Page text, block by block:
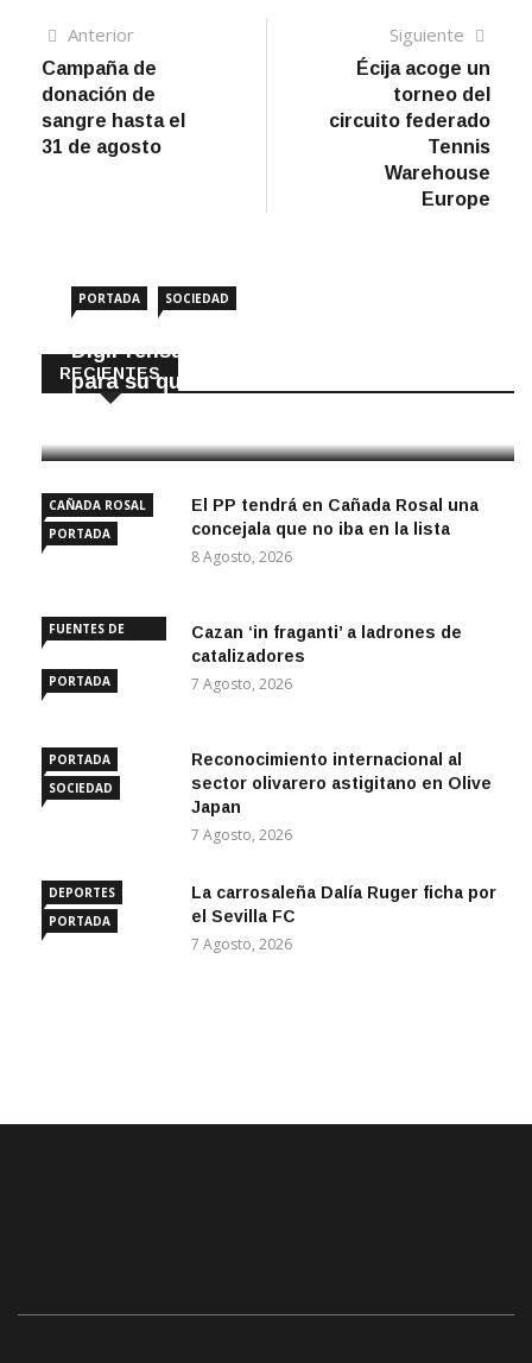
Navegación
de
entradas
AnteriorArtículo
anterior
Campaña de
donación de
sangre hasta el
31 de agosto
Siguiente
Écija acoge un
torneo del
circuito federado
Tennis
Warehouse
Europe
RECIENTES
PORTADA SOCIEDAD
DigiPrensa selecciona a Écija al Día
para su quiosco mundial
CAÑADA ROSAL
PORTADA
El PP tendrá en Cañada Rosal una
concejala que no iba en la lista
8 Agosto, 2026
FUENTES DE
PORTADA
Cazan ‘in fraganti’ a ladrones de
catalizadores
7 Agosto, 2026
PORTADA
SOCIEDAD
Reconocimiento internacional al
sector olivarero astigitano en Olive
Japan
7 Agosto, 2026
DEPORTES
PORTADA
La carrosaleña Dalía Ruger ficha por
el Sevilla FC
7 Agosto, 2026